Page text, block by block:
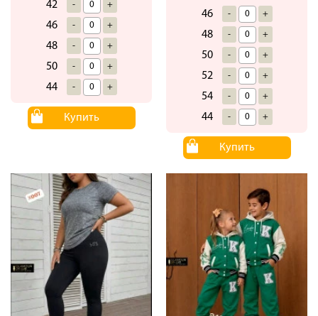
42 - +
46 - +
48 - +
50 - +
44 - +
Купить
46 - +
48 - +
50 - +
52 - +
54 - +
44 - +
Купить